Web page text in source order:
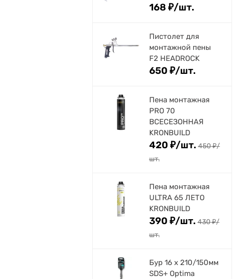
168 ₽/шт.
Пистолет для
монтажной пены
F2 HEADROCK
650 ₽/шт.
Пена монтажная
PRO 70
ВСЕСЕЗОННАЯ
KRONBUILD
420 ₽/шт. 450₽/
шт.
Пена монтажная
ULTRA 65 ЛЕТО
KRONBUILD
390 ₽/шт. 430₽/
шт.
Бур 16 х 210/150мм
SDS+ Optima